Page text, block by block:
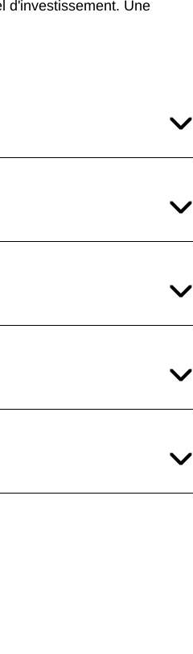
d'investissement. Une